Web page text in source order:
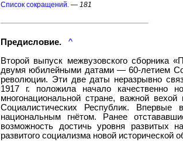
Список сокращений. — 181
Предисловие.
^
Второй выпуск межвузовского сборника
двумя юбилейными датами — 60-летием
революции. Эти две даты неразрывно
1917 г. положила начало качественно
многонациональной стране, важной
Социалистических Республик.
национальным гнётом. Ранее
возможность достичь уровня развитых
развитого социализма новой